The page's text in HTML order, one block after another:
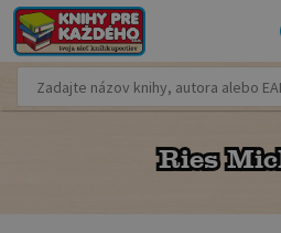
Ries
Ries